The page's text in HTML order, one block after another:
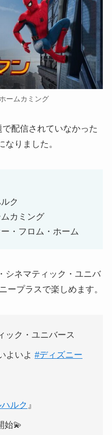
ームカミング
配信されていなかった
りました。
ク
カミング
・フロム・ホーム
シネマティック・ユニバ
ープラスで楽しめます。
ック・ユニバース
よいよ #ディズニー
ルク 』
始💫